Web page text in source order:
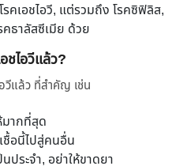
รคเอชไอวี, แต่รวมถึง โรคซิฟิลิส,
คธาลัสซีเมีย ด้วย
ชไอวีแล้ว?
วีแล้ว ที่สำคัญ เช่น
มากที่สุด
อนี้ไปสู่คนอื่น
นประจำ, อย่าให้ขาดยา